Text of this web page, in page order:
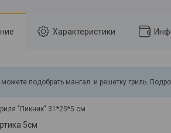
Характеристики
подобрать мангал и решетку гриль.
"Пикник" 31*25*5 см
5см